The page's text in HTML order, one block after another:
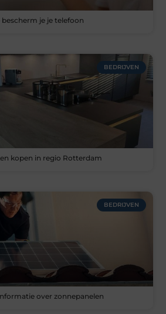
bescherm je je telefoon
BEDRIJVEN
kopen in regio Rotterdam
BEDRIJVEN
over zonnepanelen